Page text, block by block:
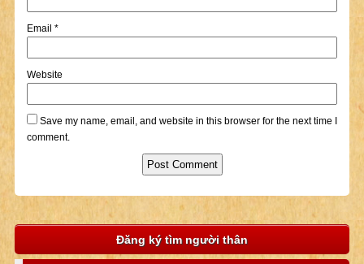
Email *
Website
Save my name, email, and website in this browser for the next time I
comment.
Đăng ký tìm người thân